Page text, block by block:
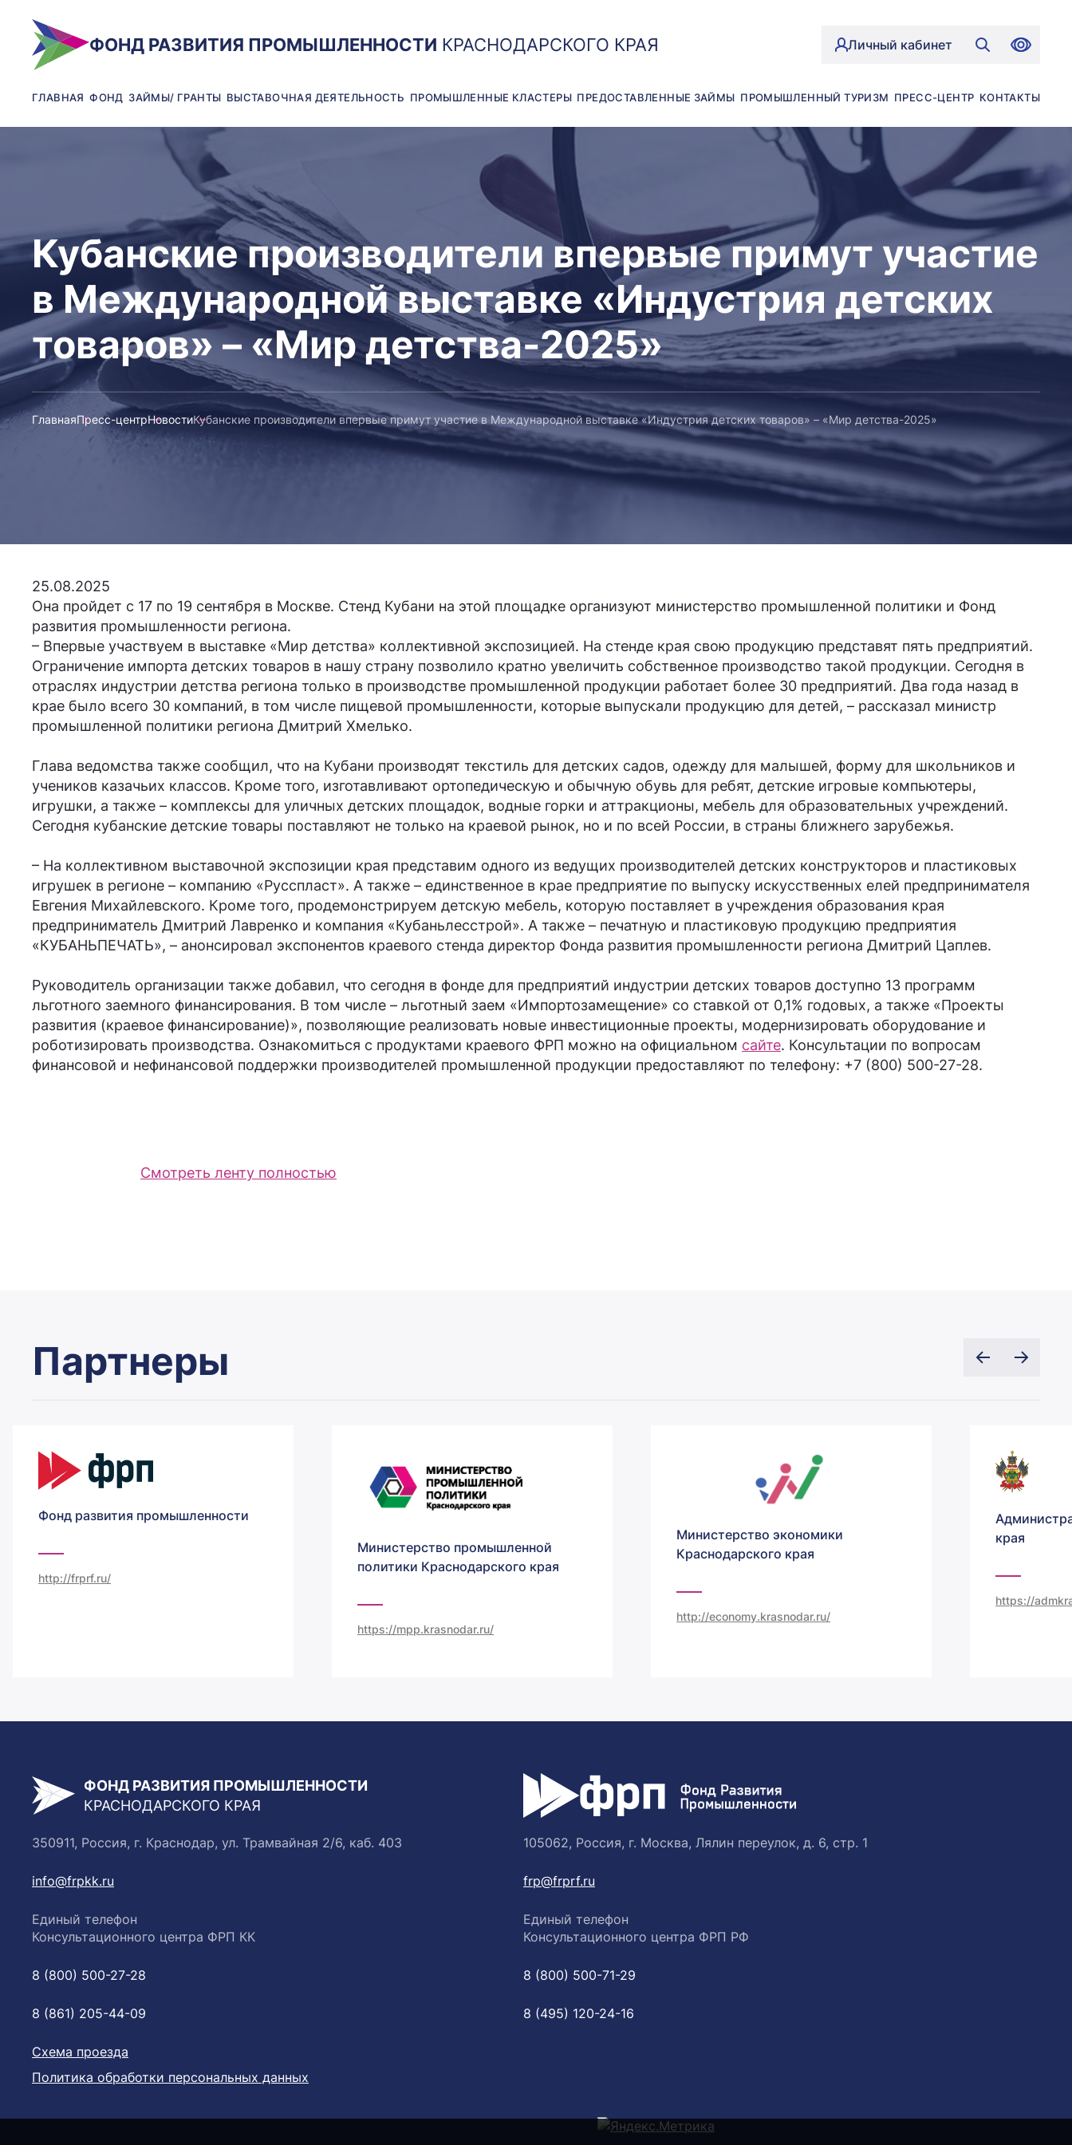
ФОНД РАЗВИТИЯ ПРОМЫШЛЕННОСТИ КРАСНОДАРСКОГО КРАЯ Личный кабинет
ГЛАВНАЯ ФОНД ЗАЙМЫ/ ГРАНТЫ ВЫСТАВОЧНАЯ ДЕЯТЕЛЬНОСТЬ ПРОМЫШЛЕННЫЕ КЛАСТЕРЫ ПРЕДОСТАВЛЕННЫЕ ЗАЙМЫ ПРОМЫШЛЕННЫЙ ТУРИЗМ ПРЕСС-ЦЕНТР КОНТАКТЫ
Кубанские производители впервые примут участие
в Международной выставке «Индустрия детских
товаров» – «Мир детства-2025»
ГлавнаяПресс-центрНовостиКубанские производители впервые примут участие в Международной выставке «Индустрия детских товаров» – «Мир детства-2025»
25.08.2025
Она пройдет с 17 по 19 сентября в Москве. Стенд Кубани на этой площадке организуют министерство промышленной политики и Фонд
развития промышленности региона.
– Впервые участвуем в выставке «Мир детства» коллективной экспозицией. На стенде края свою продукцию представят пять предприятий.
Ограничение импорта детских товаров в нашу страну позволило кратно увеличить собственное производство такой продукции. Сегодня в
отраслях индустрии детства региона только в производстве промышленной продукции работает более 30 предприятий. Два года назад в
крае было всего 30 компаний, в том числе пищевой промышленности, которые выпускали продукцию для детей, – рассказал министр
промышленной политики региона Дмитрий Хмелько.
Глава ведомства также сообщил, что на Кубани производят текстиль для детских садов, одежду для малышей, форму для школьников и
учеников казачьих классов. Кроме того, изготавливают ортопедическую и обычную обувь для ребят, детские игровые компьютеры,
игрушки, а также – комплексы для уличных детских площадок, водные горки и аттракционы, мебель для образовательных учреждений.
Сегодня кубанские детские товары поставляют не только на краевой рынок, но и по всей России, в страны ближнего зарубежья.
– На коллективном выставочной экспозиции края представим одного из ведущих производителей детских конструкторов и пластиковых
игрушек в регионе – компанию «Русспласт». А также – единственное в крае предприятие по выпуску искусственных елей предпринимателя
Евгения Михайлевского. Кроме того, продемонстрируем детскую мебель, которую поставляет в учреждения образования края
предприниматель Дмитрий Лавренко и компания «Кубаньлесстрой». А также – печатную и пластиковую продукцию предприятия
«КУБАНЬПЕЧАТЬ», – анонсировал экспонентов краевого стенда директор Фонда развития промышленности региона Дмитрий Цаплев.
Руководитель организации также добавил, что сегодня в фонде для предприятий индустрии детских товаров доступно 13 программ
льготного заемного финансирования. В том числе – льготный заем «Импортозамещение» со ставкой от 0,1% годовых, а также «Проекты
развития (краевое финансирование)», позволяющие реализовать новые инвестиционные проекты, модернизировать оборудование и
роботизировать производства. Ознакомиться с продуктами краевого ФРП можно на официальном сайте. Консультации по вопросам
финансовой и нефинансовой поддержки производителей промышленной продукции предоставляют по телефону: +7 (800) 500-27-28.
Смотреть ленту полностью
Партнеры
Фонд развития промышленности
http://frprf.ru/
Министерство промышленной
политики Краснодарского края
https://mpp.krasnodar.ru/
Министерство экономики
Краснодарского края
http://economy.krasnodar.ru/
края
https://
ФОНД РАЗВИТИЯ ПРОМЫШЛЕННОСТИ
КРАСНОДАРСКОГО КРАЯ
350911, Россия, г. Краснодар, ул. Трамвайная 2/6, каб. 403
info@frpkk.ru
Единый телефон
Консультационного центра ФРП КК
8 (800) 500-27-28
8 (861) 205-44-09
Схема проезда
Политика обработки персональных данных
105062, Россия, г. Москва, Лялин переулок, д. 6, стр. 1
frp@frprf.ru
Единый телефон
Консультационного центра ФРП РФ
8 (800) 500-71-29
8 (495) 120-24-16